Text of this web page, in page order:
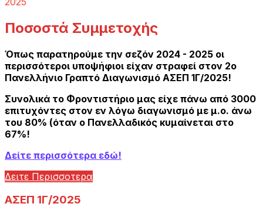
Ποσοστά Συμμετοχής
Όπως παρατηρούμε την σεζόν 2024 - 2025 οι
περισσότεροι υποψήφιοι είχαν στραφεί στον 2ο
Πανελλήνιο Γραπτό Διαγωνισμό ΑΣΕΠ 1Γ/2025!
Συνολικά το Φροντιστήριο μας είχε πάνω από 3000
επιτυχόντες στον εν λόγω διαγωνισμό με μ.ο. άνω
του 80% (όταν ο Πανελλαδικός κυμαίνεται στο
67%!
Δείτε περισσότερα εδώ!
Δειτε Περισσοτερα
ΑΣΕΠ 1Γ/2025